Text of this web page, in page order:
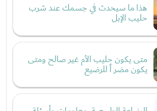
هذا ما سيحدث في جسمك عند شرب
حليب الإبل
متى يكون حليب الأم غير صالح ومتى
يكون مضر اً للرضيع